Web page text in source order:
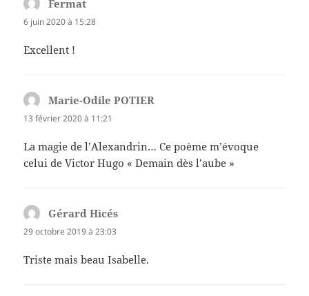
Fermat
6 juin 2020 à 15:28
Excellent !
Marie-Odile POTIER
13 février 2020 à 11:21
La magie de l’Alexandrin… Ce poème m’évoque
celui de Victor Hugo « Demain dès l’aube »
Gérard Hicés
29 octobre 2019 à 23:03
Triste mais beau Isabelle.